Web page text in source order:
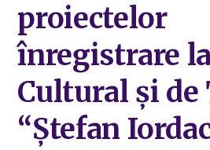
proiectelor
înregistrare
Cultural și
“Ștefan